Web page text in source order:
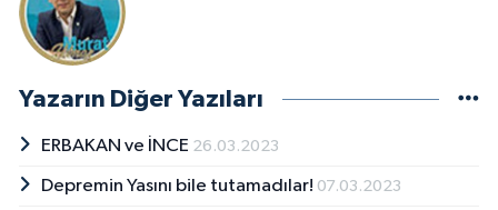
Yazarın Diğer Yazıları
ERBAKAN ve İNCE 26.03.2023
Depremin Yasını bile tutamadılar! 07.03.2023